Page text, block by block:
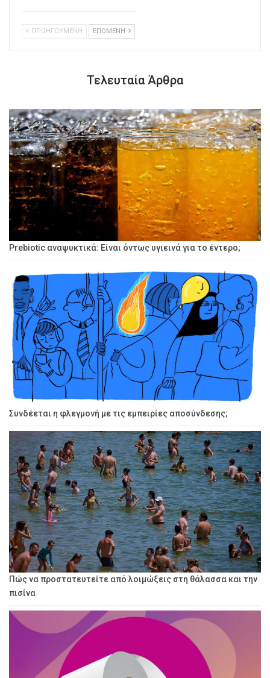
ΠΡΟΗΓΟΥΜΕΝΗ ΕΠΟΜΕΝΗ
Τελευταία Άρθρα
Prebiotic αναψυκτικά: Είναι όντως υγιεινά για το έντερο;
Συνδέεται η φλεγμονή με τις εμπειρίες αποσύνδεσης;
Πώς να προστατευτείτε από λοιμώξεις στη θάλασσα και την
πισίνα